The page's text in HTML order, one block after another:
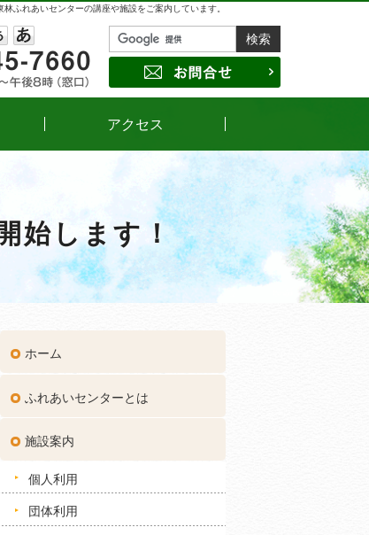
始します！
林ふれあいセンターの講座や施設をご案内しています。
ホーム
ふれあいセンターとは
施設案内
個人利用
団体利用
変更
中 042-745-7660
受付時間午前9時～午後8時（窓口）
アクセス